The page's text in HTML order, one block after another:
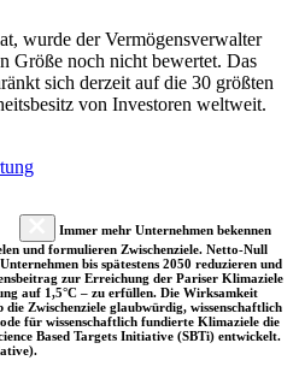
wurde der Vermögensverwalter
Größe noch nicht bewertet. Das
sich derzeit auf die 30 größten
von Investoren weltweit.
Immer mehr Unternehmen bekennen
und formulieren Zwischenziele. Netto-Null
bis spätestens 2050 reduzieren und
zur Erreichung der Pariser Klimaziele
auf 1,5°C – zu erfüllen. Die Wirksamkeit
die Zwischenziele glaubwürdig, wissenschaftlich
für wissenschaftlich fundierte Klimaziele die
Based Targets Initiative (SBTi) entwickelt.